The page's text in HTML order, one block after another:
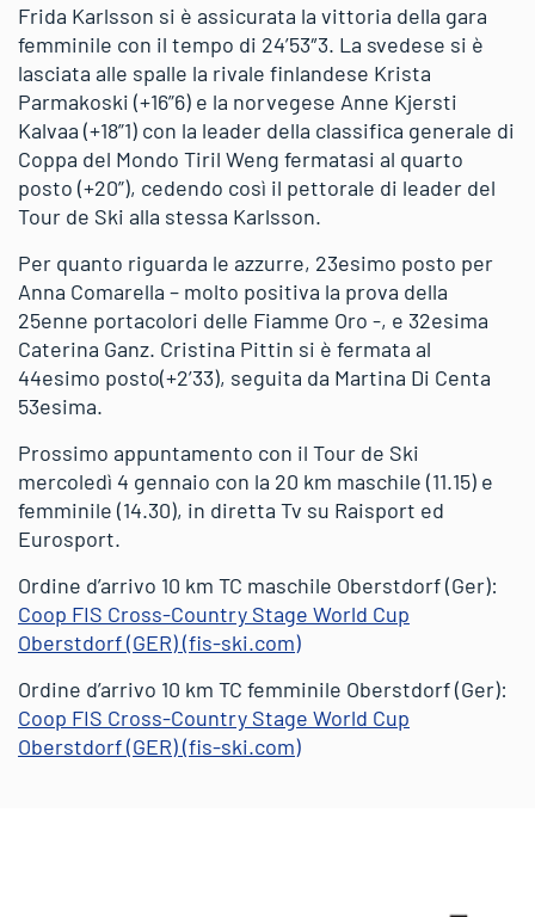
Frida Karlsson si è assicurata la vittoria della gara
femminile con il tempo di 24’53″3. La svedese si è
lasciata alle spalle la rivale finlandese Krista
Parmakoski (+16”6) e la norvegese Anne Kjersti
Kalvaa (+18”1) con la leader della classifica generale di
Coppa del Mondo Tiril Weng fermatasi al quarto
posto (+20”), cedendo così il pettorale di leader del
Tour de Ski alla stessa Karlsson.
Per quanto riguarda le azzurre, 23esimo posto per
Anna Comarella – molto positiva la prova della
25enne portacolori delle Fiamme Oro -, e 32esima
Caterina Ganz. Cristina Pittin si è fermata al
44esimo posto(+2’33), seguita da Martina Di Centa
53esima.
Prossimo appuntamento con il Tour de Ski
mercoledì 4 gennaio con la 20 km maschile (11.15) e
femminile (14.30), in diretta Tv su Raisport ed
Eurosport.
Ordine d’arrivo 10 km TC maschile Oberstdorf (Ger):
Coop FIS Cross-Country Stage World Cup
Oberstdorf (GER) (fis-ski.com)
Ordine d’arrivo 10 km TC femminile Oberstdorf (Ger):
Coop FIS Cross-Country Stage World Cup
Oberstdorf (GER) (fis-ski.com)